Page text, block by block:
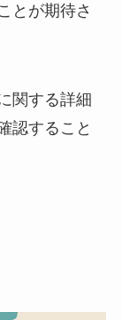
とが期待さ
関する詳細
認すること